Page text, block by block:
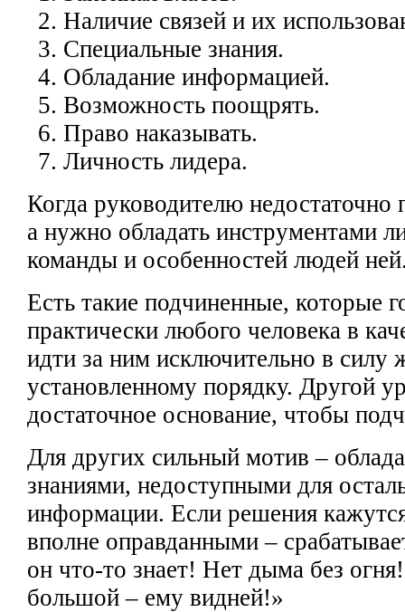
Наличие связей и их
Специальные знания.
Обладание информацией.
Возможность поощрять.
Право наказывать.
Личность лидера.
Когда руководителю
а нужно обладать инструментами
команды и особенностей людей
Есть такие подчиненные, которые
практически любого человека в
идти за ним исключительно в силу
установленному порядку. Другой
достаточное основание, чтобы
Для других сильный мотив –
знаниями, недоступными для
информации. Если решения
вполне оправданными –
он что-то знает! Нет дыма без
большой – ему видней!»